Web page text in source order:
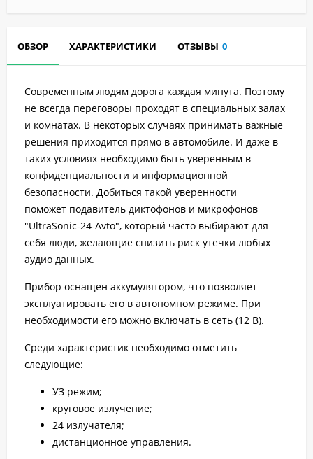
ОБЗОР ХАРАКТЕРИСТИКИ ОТЗЫВЫ 0
Современным людям дорога каждая минута. Поэтому
не всегда переговоры проходят в специальных залах
и комнатах. В некоторых случаях принимать важные
решения приходится прямо в автомобиле. И даже в
таких условиях необходимо быть уверенным в
конфиденциальности и информационной
безопасности. Добиться такой уверенности
поможет подавитель диктофонов и микрофонов
"UltraSonic-24-Avto", который часто выбирают для
себя люди, желающие снизить риск утечки любых
аудио данных.
Прибор оснащен аккумулятором, что позволяет
эксплуатировать его в автономном режиме. При
необходимости его можно включать в сеть (12 В).
Среди характеристик необходимо отметить
следующие:
УЗ режим;
круговое излучение;
24 излучателя;
дистанционное управления.